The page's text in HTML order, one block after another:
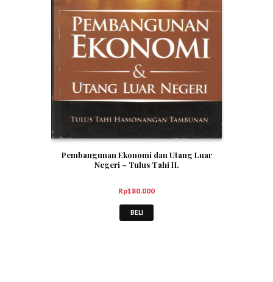
Pembangunan Ekonomi dan Utang Luar
Negeri – Tulus Tahi H.
Rp180,000
BELI